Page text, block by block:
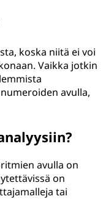
koska niitä ei voi
Vaikka jotkin
avulla,
avulla on
on
tai